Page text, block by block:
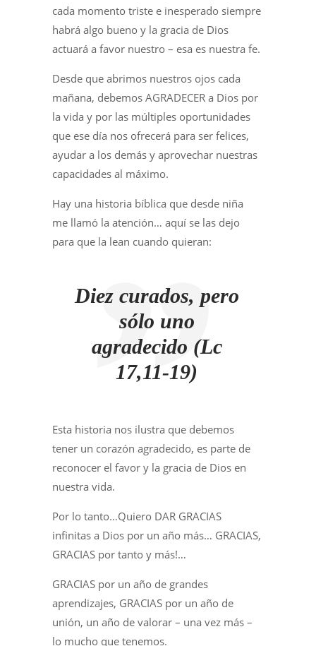
cada momento triste e inesperado siempre
habrá algo bueno y la gracia de Dios
actuará a favor nuestro – esa es nuestra fe.
Desde que abrimos nuestros ojos cada
mañana, debemos AGRADECER a Dios por
la vida y por las múltiples oportunidades
que ese día nos ofrecerá para ser felices,
ayudar a los demás y aprovechar nuestras
capacidades al máximo.
Hay una historia bíblica que desde niña
me llamó la atención… aquí se las dejo
para que la lean cuando quieran:
Diez curados, pero
sólo uno
agradecido (Lc
17,11-19)
Esta historia nos ilustra que debemos
tener un corazón agradecido, es parte de
reconocer el favor y la gracia de Dios en
nuestra vida.
Por lo tanto…Quiero DAR GRACIAS
infinitas a Dios por un año más… GRACIAS,
GRACIAS por tanto y más!…
GRACIAS por un año de grandes
aprendizajes, GRACIAS por un año de
unión, un año de valorar – una vez más –
lo mucho que tenemos.